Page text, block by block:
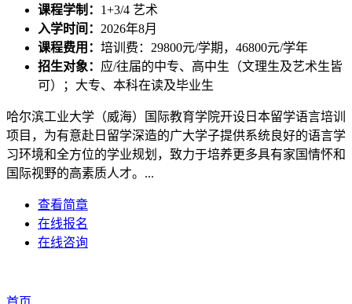
课程学制： 1+3/4 艺术
入学时间： 2026年8月
课程费用： 培训费：29800元/学期，46800元/学年
招生对象： 应/往届的中专、高中生（文理生及艺术生皆
可）；大专、本科在读及毕业生
哈尔滨工业大学（威海）国际教育学院开设日本留学语言培训
项目，为有意赴日留学深造的广大学子提供系统良好的语言学
习环境和全方位的学业规划，致力于培养更多具有家国情怀和
国际视野的高素质人才。...
查看简章
在线报名
在线咨询